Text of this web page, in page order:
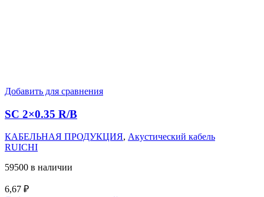
Добавить для сравнения
SC 2×0.35 R/B
КАБЕЛЬНАЯ ПРОДУКЦИЯ, Акустический кабель
RUICHI
59500 в наличии
6,67 ₽